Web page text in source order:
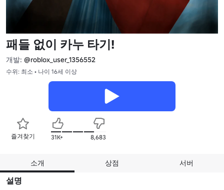
패들 없이 카누 타기!
개발: @roblox_user_1356552
수위: 최소 • 나이 16세 이상
즐겨찾기 31K+ 8,683
소개 상점 서버
설명